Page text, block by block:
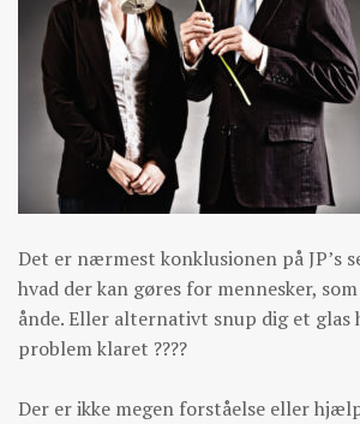
Det er nærmest konklusionen på JP’s
hvad der kan gøres for mennesker,
ånde. Eller alternativt snup dig et glas
problem klaret ????
Der er ikke megen forståelse eller